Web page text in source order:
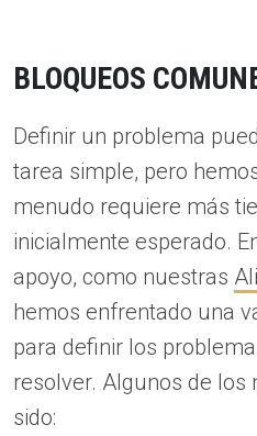
BLOQUEOS
Definir un problema
tarea simple, pero
menudo requiere más
inicialmente esperado.
apoyo, como nuestras
hemos enfrentado una
para definir los
resolver. Algunos de los
sido: